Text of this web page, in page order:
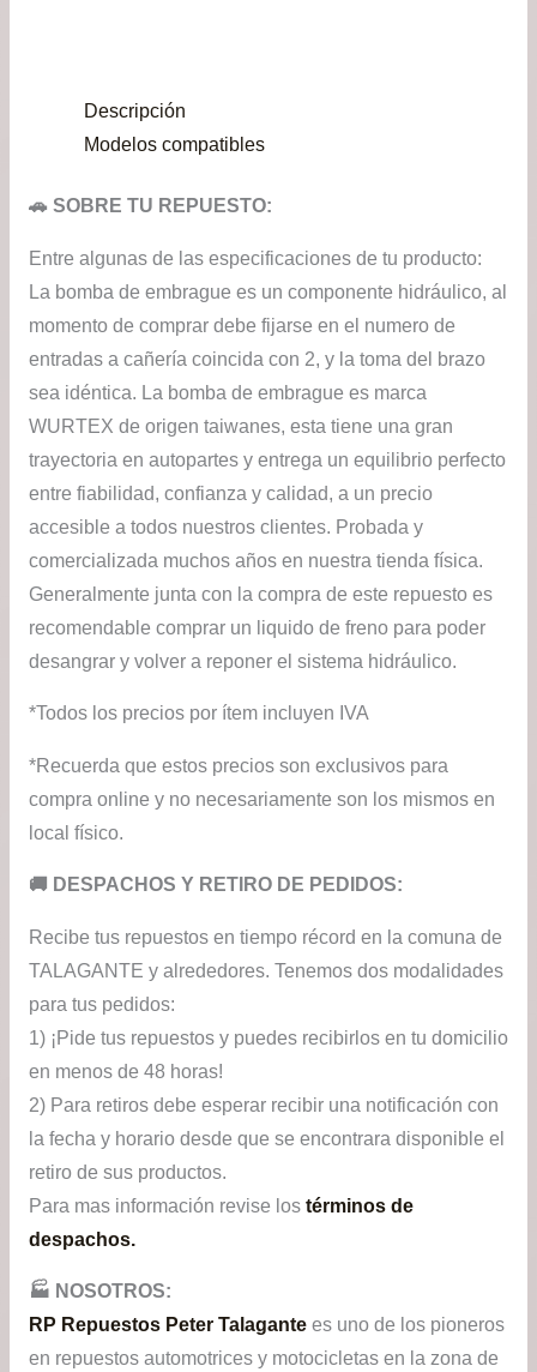
Descripción
Modelos compatibles
🚗 SOBRE TU REPUESTO:
Entre algunas de las especificaciones de tu producto:
La bomba de embrague es un componente hidráulico, al
momento de comprar debe fijarse en el numero de
entradas a cañería coincida con 2, y la toma del brazo
sea idéntica. La bomba de embrague es marca
WURTEX de origen taiwanes, esta tiene una gran
trayectoria en autopartes y entrega un equilibrio perfecto
entre fiabilidad, confianza y calidad, a un precio
accesible a todos nuestros clientes. Probada y
comercializada muchos años en nuestra tienda física.
Generalmente junta con la compra de este repuesto es
recomendable comprar un liquido de freno para poder
desangrar y volver a reponer el sistema hidráulico.
*Todos los precios por ítem incluyen IVA
*Recuerda que estos precios son exclusivos para
compra online y no necesariamente son los mismos en
local físico.
​🚚​ DESPACHOS Y RETIRO DE PEDIDOS:
Recibe tus repuestos en tiempo récord en la comuna de
TALAGANTE y alrededores. Tenemos dos modalidades
para tus pedidos:
1) ¡Pide tus repuestos y puedes recibirlos en tu domicilio
en menos de 48 horas!
2) Para retiros debe esperar recibir una notificación con
la fecha y horario desde que se encontrara disponible el
retiro de sus productos.
Para mas información revise los términos de
despachos.
🏭​ NOSOTROS:
RP Repuestos Peter Talagante es uno de los pioneros
en repuestos automotrices y motocicletas en la zona de